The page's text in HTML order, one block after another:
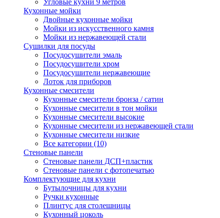
Угловые кухни 9 метров
Кухонные мойки
Двойные кухонные мойки
Мойки из искусственного камня
Мойки из нержавеющей стали
Сушилки для посуды
Посудосушители эмаль
Посудосушители хром
Посудосушители нержавеющие
Лоток для приборов
Кухонные смесители
Кухонные смесители бронза / сатин
Кухонные смесители в тон мойки
Кухонные смесители высокие
Кухонные смесители из нержавеющей стали
Кухонные смесители низкие
Все категории (10)
Стеновые панели
Стеновые панели ДСП+пластик
Стеновые панели с фотопечатью
Комплектующие для кухни
Бутылочницы для кухни
Ручки кухонные
Плинтус для столешницы
Кухонный цоколь